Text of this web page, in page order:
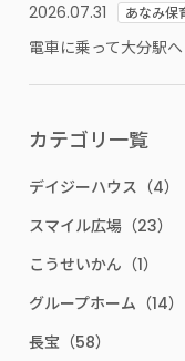
2026.07.31 あなみ保
電車に乗って大分駅へ
カテゴリ一覧
デイジーハウス（4）
スマイル広場（23）
こうせいかん（1）
グループホーム（14）
長宝（58）